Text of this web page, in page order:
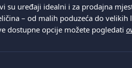
su uređaji idealni i za prodajna
– od malih poduzeća do velikih
dostupne opcije možete pogledati